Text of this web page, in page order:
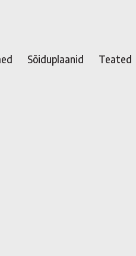
Sõiduplaanid Teated